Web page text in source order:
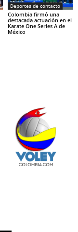
Deportes de contacto
Colombia firmó una
destacada actuación en el
Karate One Series A de
México